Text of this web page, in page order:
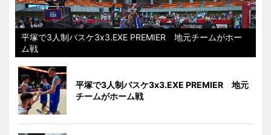
平塚で3人制バスケ3x3.EXE PREMIER 地元チームがホー
ム戦
平塚で3人制バスケ3x3.EXE PREMIER 地元
チームがホーム戦